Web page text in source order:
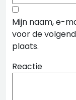
Mijn naam, e-
voor de
plaats.
Reactie